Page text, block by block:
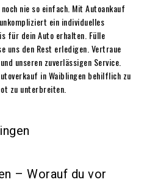
nie so einfach. Mit Autoankauf
ein individuelles
für dein Auto erhalten. Fülle
uns den Rest erledigen. Vertraue
unseren zuverlässigen Service.
in Waiblingen behilflich zu
zu unterbreiten.
– Worauf du vor